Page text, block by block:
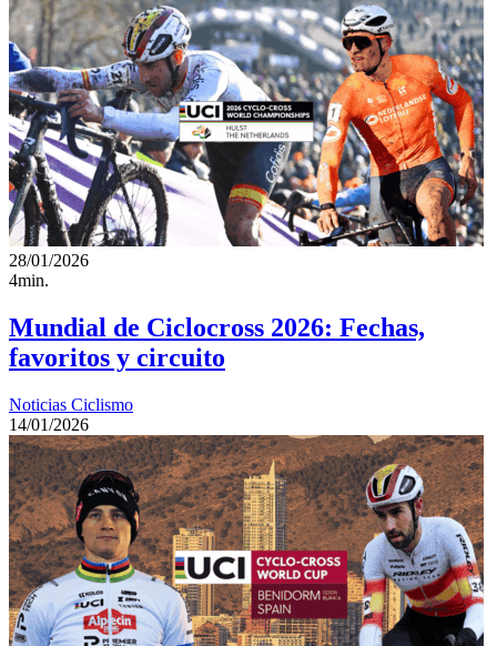
28/01/2026
4min.
Mundial de Ciclocross 2026: Fechas,
favoritos y circuito
Noticias Ciclismo
14/01/2026